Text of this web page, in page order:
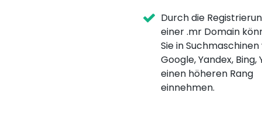
Durch die
einer .mr Domain
Sie in Suchmaschinen
Google, Yandex, Bing,
einen höheren Rang
einnehmen.